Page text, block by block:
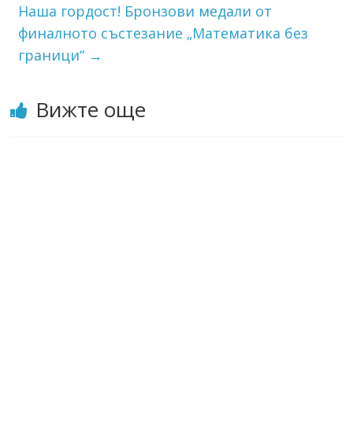
Наша гордост! Бронзови медали от
финалното състезание „Математика без
граници“ →
Вижте още